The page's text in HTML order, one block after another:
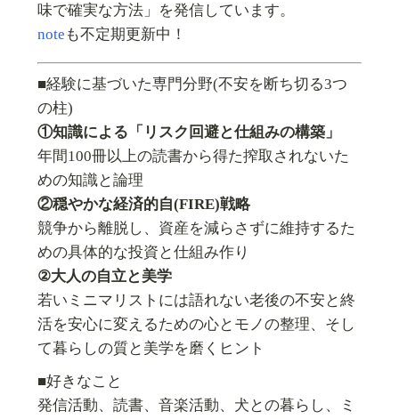
味で確実な方法」を発信しています。
note も不定期更新中！
■経験に基づいた専門分野(不安を断ち切る3つ
の柱)
①知識による「リスク回避と仕組みの構築」
年間100冊以上の読書から得た搾取されないた
めの知識と論理
②穏やかな経済的自(FIRE)戦略
競争から離脱し、資産を減らさずに維持するた
めの具体的な投資と仕組み作り
②大人の自立と美学
若いミニマリストには語れない老後の不安と終
活を安心に変えるための心とモノの整理、そし
て暮らしの質と美学を磨くヒント
■好きなこと
発信活動、読書、音楽活動、犬との暮らし、ミ